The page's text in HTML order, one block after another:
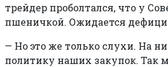
трейдер проболтался, что у
пшеничкой. Ожидается
— Но это же только слухи. На
политику наших закупок. Так